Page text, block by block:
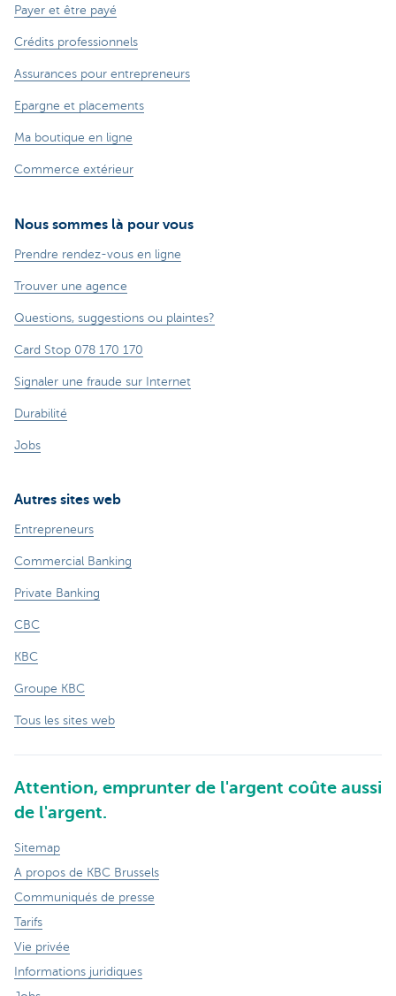
Payer et être payé
Crédits professionnels
Assurances pour entrepreneurs
Epargne et placements
Ma boutique en ligne
Commerce extérieur
Nous sommes là pour vous
Prendre rendez-vous en ligne
Trouver une agence
Questions, suggestions ou plaintes?
Card Stop 078 170 170
Signaler une fraude sur Internet
Durabilité
Jobs
Autres sites web
Entrepreneurs
Commercial Banking
Private Banking
CBC
KBC
Groupe KBC
Tous les sites web
Attention, emprunter de l'argent coûte aussi
de l'argent.
Sitemap
A propos de KBC Brussels
Communiqués de presse
Tarifs
Vie privée
Informations juridiques